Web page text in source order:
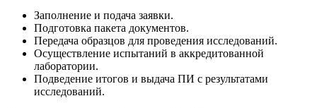
Заполнение и подача заявки.
Подготовка пакета документов.
Передача образцов для проведения исследований.
Осуществление испытаний в аккредитованной
лаборатории.
Подведение итогов и выдача ПИ с результатами
исследований.